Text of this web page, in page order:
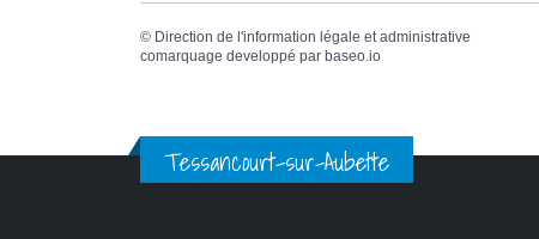
© Direction de l'information légale et administrative
comarquage developpé par baseo.io
Tessancourt-sur-Aubette